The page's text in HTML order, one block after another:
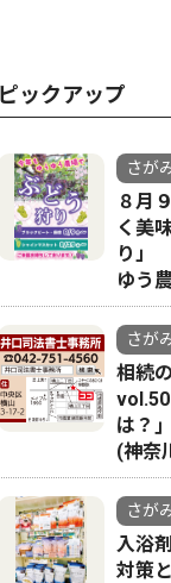
ピックアップ
さが
８月
く美
り」
ゆう
さが
相続
は？
(神奈
さが
入浴
対策